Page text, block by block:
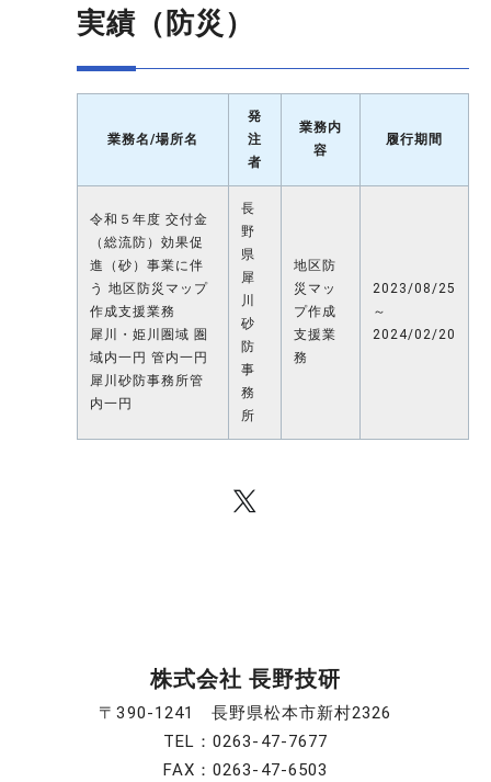
実績（防災）
業務名/場所名
発
注
者
業務内
容
履行期間
令和５年度 交付金
（総流防）効果促
進（砂）事業に伴
う 地区防災マップ
作成支援業務
犀川・姫川圏域 圏
域内一円 管内一円
犀川砂防事務所管
内一円
長
野
県
犀
川
砂
防
事
務
所
地区防
災マッ
プ作成
支援業
務
2023/08/25
～
2024/02/20
株式会社 長野技研
〒390-1241 長野県松本市新村2326
TEL：0263-47-7677
FAX：0263-47-6503